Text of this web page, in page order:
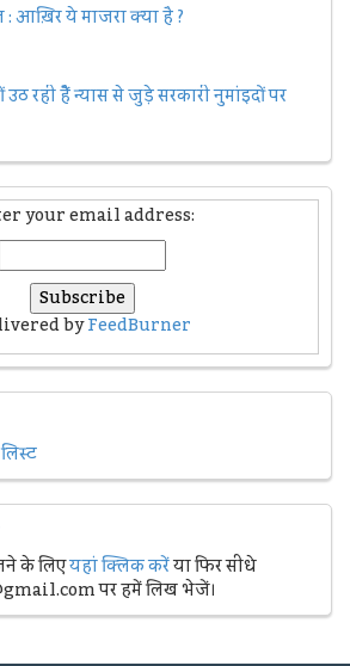
: आख़िर ये माजरा क्या है ?
उठ रही हैैं न्यास से जुड़े सरकारी नुमांइदों पर
your email address:
byFeedBurner
के लिएयहां क्लिक करेंया फिर सीधे
पर हमें लिख भेजें।